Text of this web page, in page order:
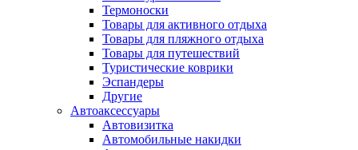
Термоноски
Товары для активного отдыха
Товары для пляжного отдыха
Товары для путешествий
Туристические коврики
Эспандеры
Другие
Автоаксессуары
Автовизитка
Автомобильные накидки